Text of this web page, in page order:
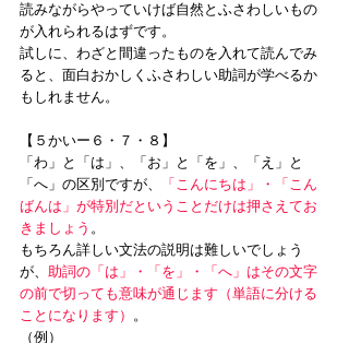
読みながらやっていけば自然とふさわしいもの
が入れられるはずです。
試しに、わざと間違ったものを入れて読んでみ
ると、面白おかしくふさわしい助詞が学べるか
もしれません。
【５かいー６・７・８】
「わ」と「は」、「お」と「を」、「え」と
「へ」の区別ですが、
「こんにちは」・「こん
ばんは」が特別だということだけは押さえてお
きましょう 。
もちろん詳しい文法の説明は難しいでしょう
が、 助詞の「は」・「を」・「へ」はその文字
の前で切っても意味が通じます（単語に分ける
ことになります） 。
（例）